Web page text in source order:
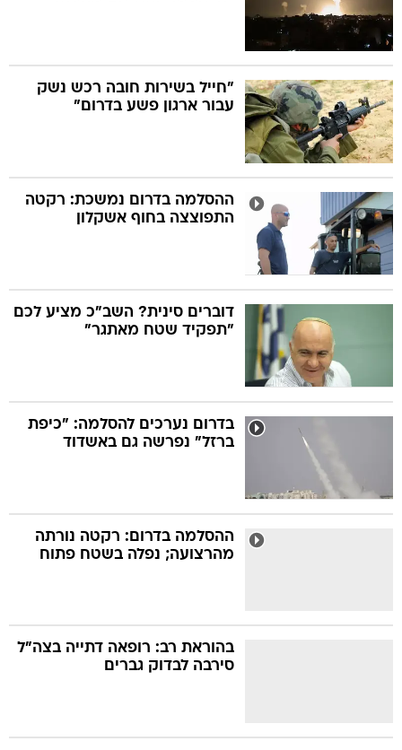
"חייל בשירות חובה רכש נשק
עבור ארגון פשע בדרום"
ההסלמה בדרום נמשכת: רקטה
התפוצצה בחוף אשקלון
דוברים סינית? השב"כ מציע לכם
"תפקיד שטח מאתגר"
בדרום נערכים להסלמה: "כיפת
ברזל" נפרשה גם באשדוד
ההסלמה בדרום: רקטה נורתה
מהרצועה; נפלה בשטח פתוח
בהוראת רב: רופאה דתייה בצה"ל
סירבה לבדוק גברים